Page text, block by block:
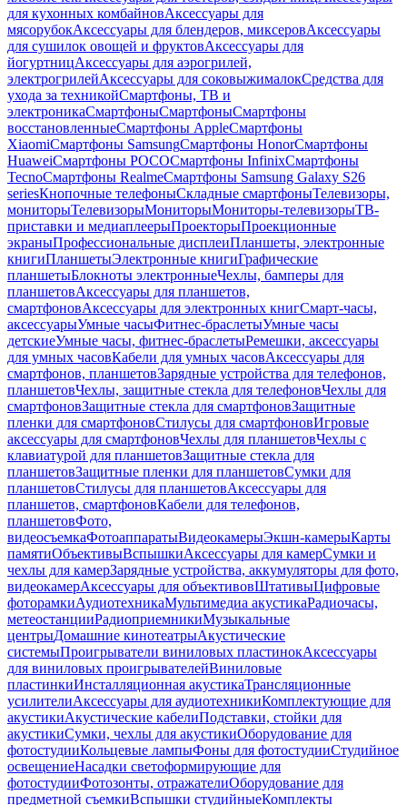
для кухонных комбайновАксессуары для
мясорубокАксессуары для блендеров, миксеровАксессуары
для сушилок овощей и фруктовАксессуары для
йогуртницАксессуары для аэрогрилей,
электрогрилейАксессуары для соковыжималокСредства для
ухода за техникойСмартфоны, ТВ и
электроникаСмартфоныСмартфоныСмартфоны
восстановленныеСмартфоны AppleСмартфоны
XiaomiСмартфоны SamsungСмартфоны HonorСмартфоны
HuaweiСмартфоны POCOСмартфоны InfinixСмартфоны
TecnoСмартфоны RealmeСмартфоны Samsung Galaxy S26
seriesКнопочные телефоныСкладные смартфоныТелевизоры,
мониторыТелевизорыМониторыМониторы-телевизорыТВ-
приставки и медиаплеерыПроекторыПроекционные
экраныПрофессиональные дисплеиПланшеты, электронные
книгиПланшетыЭлектронные книгиГрафические
планшетыБлокноты электронныеЧехлы, бамперы для
планшетовАксессуары для планшетов,
смартфоновАксессуары для электронных книгСмарт-часы,
аксессуарыУмные часыФитнес-браслетыУмные часы
детскиеУмные часы, фитнес-браслетыРемешки, аксессуары
для умных часовКабели для умных часовАксессуары для
смартфонов, планшетовЗарядные устройства для телефонов,
планшетовЧехлы, защитные стекла для телефоновЧехлы для
смартфоновЗащитные стекла для смартфоновЗащитные
пленки для смартфоновСтилусы для смартфоновИгровые
аксессуары для смартфоновЧехлы для планшетовЧехлы с
клавиатурой для планшетовЗащитные стекла для
планшетовЗащитные пленки для планшетовСумки для
планшетовСтилусы для планшетовАксессуары для
планшетов, смартфоновКабели для телефонов,
планшетовФото,
видеосъемкаФотоаппаратыВидеокамерыЭкшн-камерыКарты
памятиОбъективыВспышкиАксессуары для камерСумки и
чехлы для камерЗарядные устройства, аккумуляторы для фото,
видеокамерАксессуары для объективовШтативыЦифровые
фоторамкиАудиотехникаМультимедиа акустикаРадиочасы,
метеостанцииРадиоприемникиМузыкальные
центрыДомашние кинотеатрыАкустические
системыПроигрыватели виниловых пластинокАксессуары
для виниловых проигрывателейВиниловые
пластинкиИнсталляционная акустикаТрансляционные
усилителиАксессуары для аудиотехникиКомплектующие для
акустикиАкустические кабелиПодставки, стойки для
акустикиСумки, чехлы для акустикиОборудование для
фотостудииКольцевые лампыФоны для фотостудииСтудийное
освещениеНасадки светоформирующие для
фотостудииФотозонты, отражателиОборудование для
предметной съемкиВспышки студийныеКомплекты